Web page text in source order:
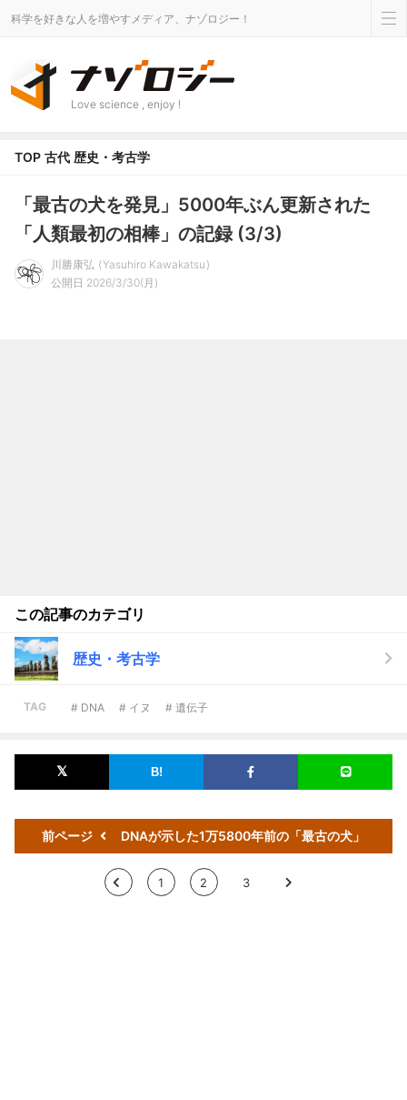
科学を好きな人を増やすメディア、ナゾロジー！
Love science , enjoy !
TOP 古代 歴史・考古学
「最古の犬を発見」5000年ぶん更新された
「人類最初の相棒」の記録 (3/3)
川勝康弘
Yasuhiro Kawakatsu
公開日 2026/3/30(月)
この記事のカテゴリ
歴史・考古学
TAG # DNA # イヌ # 遺伝子
前ページ DNAが示した1万5800年前の「最古の犬」
< 1 2 3 >